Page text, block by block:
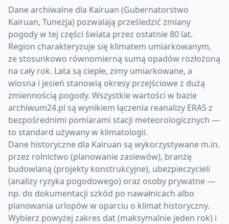
Dane archiwalne dla Kairuan (Gubernatorstwo
Kairuan, Tunezja) pozwalają prześledzić zmiany
pogody w tej części świata przez ostatnie 80 lat.
Region charakteryzuje się klimatem umiarkowanym,
ze stosunkowo równomierną sumą opadów rozłożoną
na cały rok. Lata są ciepłe, zimy umiarkowane, a
wiosna i jesień stanowią okresy przejściowe z dużą
zmiennością pogody. Wszystkie wartości w bazie
archiwum24.pl są wynikiem łączenia reanalizy ERA5 z
bezpośrednimi pomiarami stacji meteorologicznych —
to standard używany w klimatologii.
Dane historyczne dla Kairuan są wykorzystywane m.in.
przez rolnictwo (planowanie zasiewów), branżę
budowlaną (projekty konstrukcyjne), ubezpieczycieli
(analizy ryzyka pogodowego) oraz osoby prywatne —
np. do dokumentacji szkód po nawałnicach albo
planowania urlopów w oparciu o klimat historyczny.
Wybierz powyżej zakres dat (maksymalnie jeden rok) i